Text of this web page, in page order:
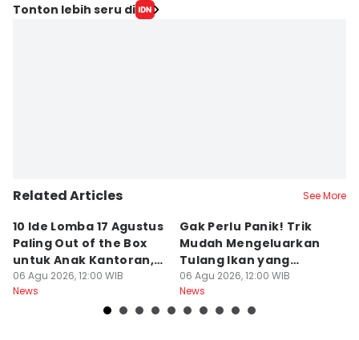
Tonton lebih seru di
Related Articles See More
10 Ide Lomba 17 Agustus
Paling Out of the Box
untuk Anak Kantoran,
Bikin Ngakak!
06 Agu 2026, 12:00 WIB
News
Gak Perlu Panik! Trik
Mudah Mengeluarkan
Tulang Ikan yang
Nyangkut di
Tenggorokan
06 Agu 2026, 12:00 WIB
News